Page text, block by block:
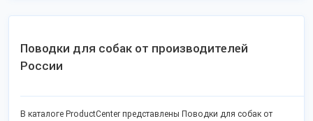
Поводки для собак от производителей
России
В каталоге ProductCenter представлены Поводки для собак от